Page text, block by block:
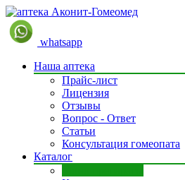
whatsapp
Наша аптека
Прайс-лист
Лицензия
Отзывы
Вопрос - Ответ
Статьи
Консультация гомеопата
Каталог